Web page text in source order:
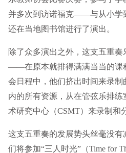
并多次到访诺福克——与从小学
还在当地图书馆进行了演出。
除了众多演出之外，这支五重
——在原本就排得满满当当的课
会日程中，他们挤出时间来录制
内的所有资源，从在管弦乐排
术研究中心（CSMT）来录制和
这支五重奏的发展势头丝毫没
们将参加“三人时光”（Time for